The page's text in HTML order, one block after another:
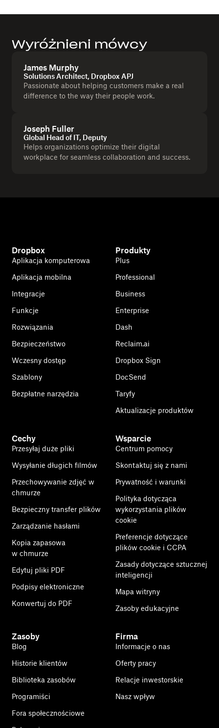
Wyróżnieni mówcy
James Murphy
Solutions Architect, Dropbox APJ
Passionate about helping customers make a real
difference to the way their people work.
Joseph Fuller
Global Head of IT, Deputy
Helps organizations optimize their digital
workplace for seamless collaboration and success.
Dropbox
Aplikacja komputerowa
Aplikacja mobilna
Integracje
Funkcje
Rozwiązania
Bezpieczeństwo
Wczesny dostęp
Szablony
Bezpłatne narzędzia
Produkty
Plus
Professional
Business
Enterprise
Dash
Reclaim.ai
Dropbox Sign
DocSend
Taryfy
Aktualizacje produktów
Cechy
Przesyłaj duże pliki
Wysyłanie długich filmów
Przechowywanie zdjęć w
chmurze
Bezpieczny transfer plików
Zarządzanie hasłami
Kopia zapasowa
w chmurze
Edytuj pliki PDF
Podpisy elektroniczne
Konwertuj do PDF
Wsparcie
Centrum pomocy
Skontaktuj się z nami
Prywatność i warunki
Polityka dotycząca
wykorzystania plików
cookie
Preferencje dotyczące
plików cookie i CCPA
Zasady dotyczące sztucznej
inteligencji
Mapa witryny
Zasoby edukacyjne
Zasoby
Blog
Historie klientów
Biblioteka zasobów
Programiści
Fora społecznościowe
Firma
Informacje o nas
Oferty pracy
Relacje inwestorskie
Nasz wpływ